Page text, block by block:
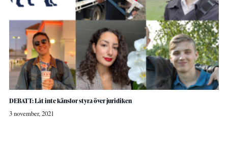
DEBATT: Låt inte känslor styra över juridiken
3 november, 2021